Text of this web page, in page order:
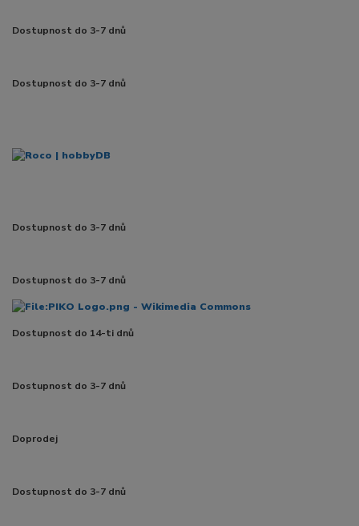
Dostupnost do 3-7 dnů
Dostupnost do 3-7 dnů
Dostupnost do 3-7 dnů
Dostupnost do 3-7 dnů
Dostupnost do 14-ti dnů
Dostupnost do 3-7 dnů
Doprodej
Dostupnost do 3-7 dnů